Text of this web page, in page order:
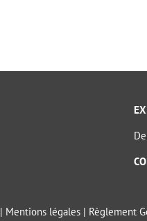
Mentions légales | Règlement